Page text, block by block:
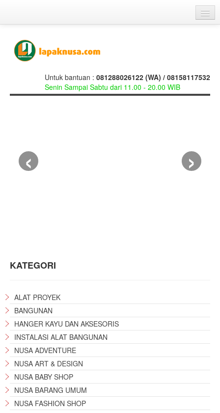
Galery
Untuk bantuan : 081288026122 (WA) / 08158117532
Senin Sampai Sabtu dari 11.00 - 20.00 WIB
‹ ›
KATEGORI
ALAT PROYEK
BANGUNAN
HANGER KAYU DAN AKSESORIS
INSTALASI ALAT BANGUNAN
NUSA ADVENTURE
NUSA ART & DESIGN
NUSA BABY SHOP
NUSA BARANG UMUM
NUSA FASHION SHOP